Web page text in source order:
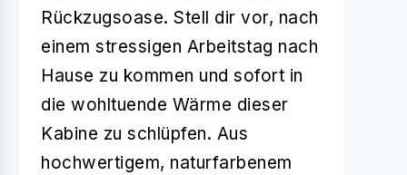
Rückzugsoase. Stell dir vor, nach
einem stressigen Arbeitstag nach
Hause zu kommen und sofort in
die wohltuende Wärme dieser
Kabine zu schlüpfen. Aus
hochwertigem, naturfarbenem